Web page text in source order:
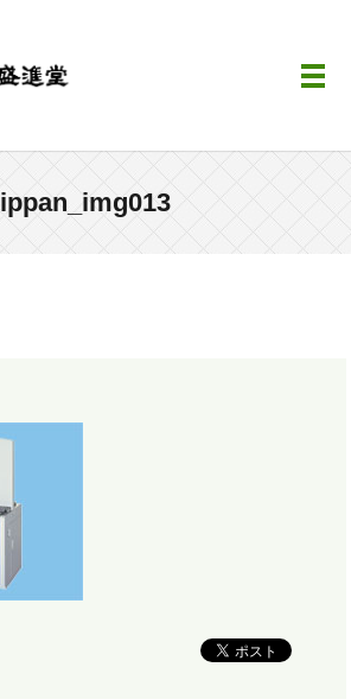
メ
ippan_img013